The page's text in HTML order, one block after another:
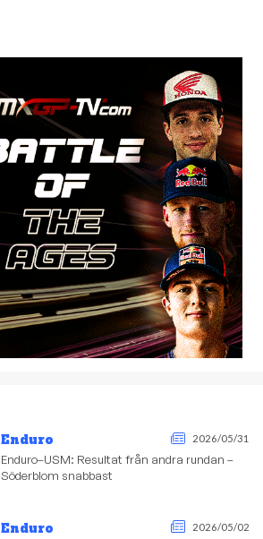
Enduro 2026/05/31
Enduro–USM: Resultat från andra rundan –
Söderblom snabbast
Enduro 2026/05/02